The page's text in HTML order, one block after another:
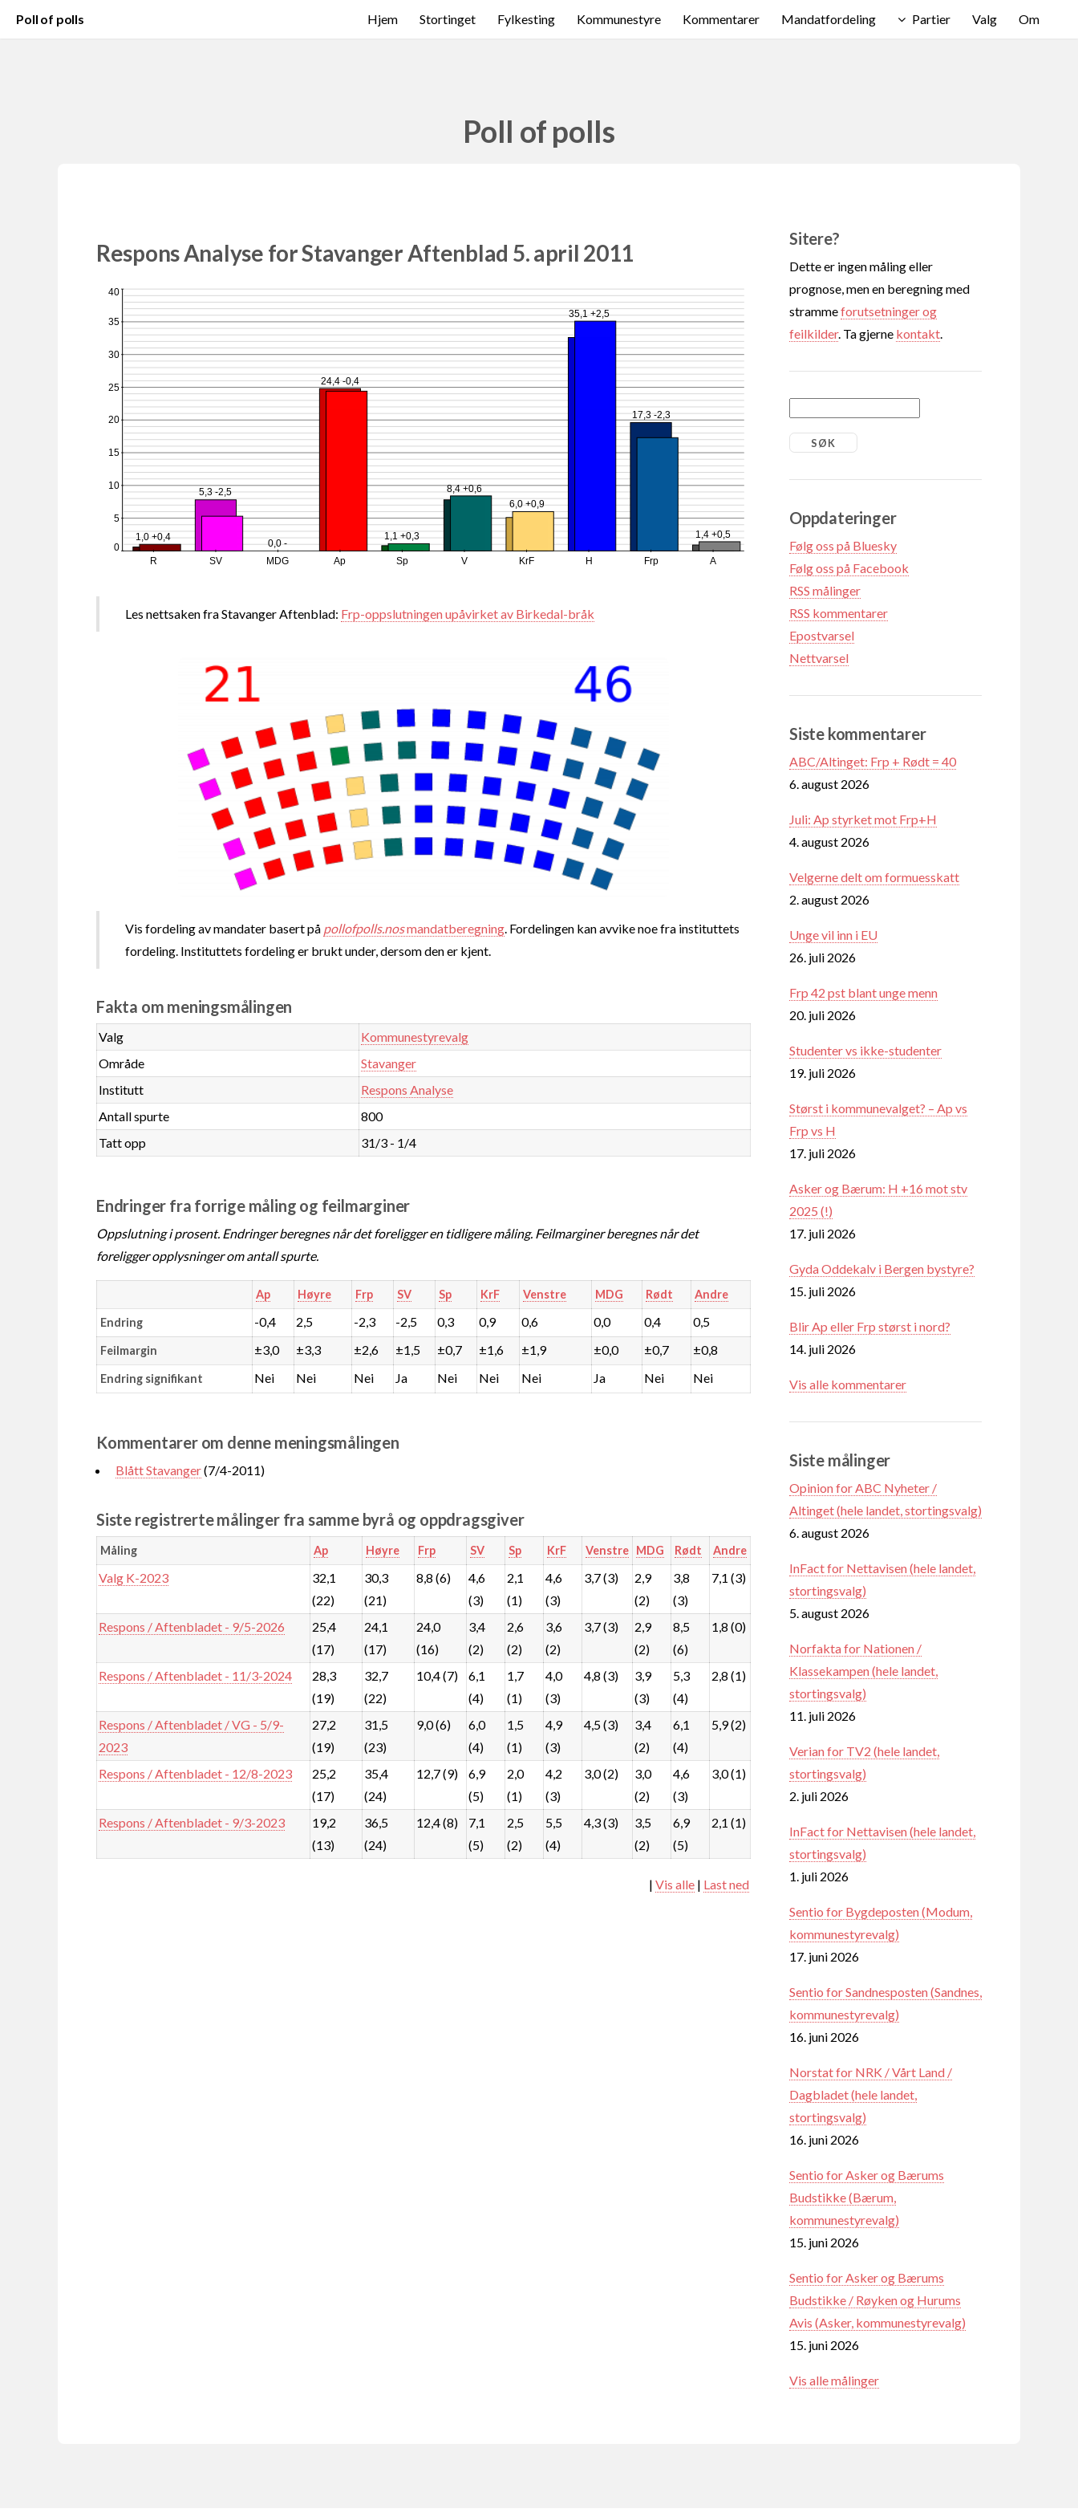
Poll of polls Hjem Stortinget Fylkesting Kommunestyre Kommentarer Mandatfordeling Partier Valg Om
Poll of polls
Respons Analyse for Stavanger Aftenblad 5. april 2011
1,0 +0,4
5,3 -2,5
0,0 -
24,4 -0,4
1,1 +0,3
8,4 +0,6
6,0 +0,9
35,1 +2,5
17,3 -2,3
1,4 +0,5
R SV MDG Ap Sp V KrF H Frp A
0
5
10
15
20
25
30
35
40
Les nettsaken fra Stavanger Aftenblad: Frp-oppslutningen upåvirket av Birkedal-bråk
Vis fordeling av mandater basert på pollofpolls.nosmandatberegning . Fordelingen kan avvike noe fra instituttets
fordeling. Instituttets fordeling er brukt under, dersom den er kjent.
Fakta om meningsmålingen
Valg
Kommunestyrevalg
Område
Stavanger
Institutt
Respons Analyse
Antall spurte
800
Tatt opp
31/3 - 1/4
Endringer fra forrige måling og feilmarginer
Oppslutning i prosent. Endringer beregnes når det foreligger en tidligere måling. Feilmarginer beregnes når det
foreligger opplysninger om antall spurte.
Ap Høyre Frp SV Sp KrF Venstre MDG Rødt Andre
Endring -0,4 2,5 -2,3 -2,5 0,3 0,9 0,6 0,0 0,4 0,5
Feilmargin ±3,0 ±3,3 ±2,6 ±1,5 ±0,7 ±1,6 ±1,9 ±0,0 ±0,7 ±0,8
Endring signifikant Nei Nei Nei Ja Nei Nei Nei Ja Nei Nei
Kommentarer om denne meningsmålingen
Blått Stavanger(7/4-2011)
Siste registrerte målinger fra samme byrå og oppdragsgiver
Måling Ap Høyre Frp SV Sp KrF Venstre MDG Rødt Andre
Valg K-2023
32,1
(22)
30,3
(21)
8,8 (6)
4,6
(3)
2,1
(1)
4,6
(3)
3,7 (3)
2,9
(2)
3,8
(3)
7,1 (3)
Respons / Aftenbladet - 9/5-2026
25,4
(17)
24,1
(17)
24,0
(16)
3,4
(2)
2,6
(2)
3,6
(2)
3,7 (3)
2,9
(2)
8,5
(6)
1,8 (0)
Respons / Aftenbladet - 11/3-2024
28,3
(19)
32,7
(22)
10,4 (7)
6,1
(4)
1,7
(1)
4,0
(3)
4,8 (3)
3,9
(3)
5,3
(4)
2,8 (1)
Respons / Aftenbladet / VG - 5/9-
2023
27,2
(19)
31,5
(23)
9,0 (6)
6,0
(4)
1,5
(1)
4,9
(3)
4,5 (3)
3,4
(2)
6,1
(4)
5,9 (2)
Respons / Aftenbladet - 12/8-2023
25,2
(17)
35,4
(24)
12,7 (9)
6,9
(5)
2,0
(1)
4,2
(3)
3,0 (2)
3,0
(2)
4,6
(3)
3,0 (1)
Respons / Aftenbladet - 9/3-2023
19,2
(13)
36,5
(24)
12,4 (8)
7,1
(5)
2,5
(2)
5,5
(4)
4,3 (3)
3,5
(2)
6,9
(5)
2,1 (1)
| Vis alle| Last ned
Sitere?
Dette er ingen måling eller
prognose, men en beregning med
strammeforutsetninger og
feilkilder. Ta gjerne kontakt
Oppdateringer
Følg oss på Bluesky
Følg oss på Facebook
RSS målinger
RSS kommentarer
Epostvarsel
Nettvarsel
Siste kommentarer
ABC/Altinget: Frp + Rødt = 40
6. august 2026
Juli: Ap styrket mot Frp+H
4. august 2026
Velgerne delt om formuesskatt
2. august 2026
Unge vil inn i EU
26. juli 2026
Frp 42 pst blant unge menn
20. juli 2026
Studenter vs ikke-studenter
19. juli 2026
Størst i kommunevalget? – Ap vs
Frp vs H
17. juli 2026
Asker og Bærum: H +16 mot stv
2025 (!)
17. juli 2026
Gyda Oddekalv i Bergen bystyre?
15. juli 2026
Blir Ap eller Frp størst i nord?
14. juli 2026
Vis alle kommentarer
Siste målinger
Opinion for ABC Nyheter /
Altinget (hele landet, stortingsvalg)
6. august 2026
InFact for Nettavisen (hele landet,
stortingsvalg)
5. august 2026
Norfakta for Nationen /
Klassekampen (hele landet,
stortingsvalg)
11. juli 2026
Verian for TV2 (hele landet,
stortingsvalg)
2. juli 2026
InFact for Nettavisen (hele landet,
stortingsvalg)
1. juli 2026
Sentio for Bygdeposten (Modum,
kommunestyrevalg)
17. juni 2026
Sentio for Sandnesposten (Sandnes,
kommunestyrevalg)
16. juni 2026
Norstat for NRK / Vårt Land /
Dagbladet (hele landet,
stortingsvalg)
16. juni 2026
Sentio for Asker og Bærums
Budstikke (Bærum,
kommunestyrevalg)
15. juni 2026
Sentio for Asker og Bærums
Budstikke / Røyken og Hurums
Avis (Asker, kommunestyrevalg)
15. juni 2026
Vis alle målinger